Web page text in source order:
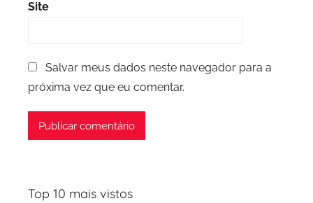
Site
Salvar meus dados neste navegador para a
próxima vez que eu comentar.
Top 10 mais vistos